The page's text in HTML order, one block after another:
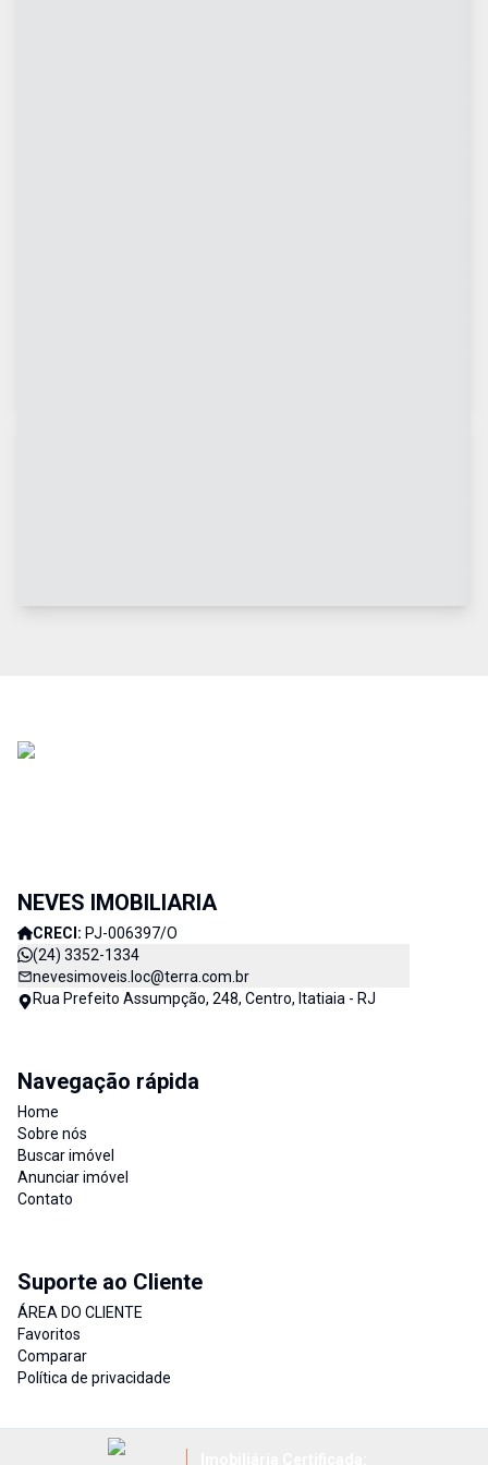
NEVES IMOBILIARIA
CRECI: PJ-006397/O
(24) 3352-1334
nevesimoveis.loc@terra.com.br
Rua Prefeito Assumpção, 248, Centro, Itatiaia - RJ
Navegação rápida
Home
Sobre nós
Buscar imóvel
Anunciar imóvel
Contato
Suporte ao Cliente
ÁREA DO CLIENTE
Favoritos
Comparar
Política de privacidade